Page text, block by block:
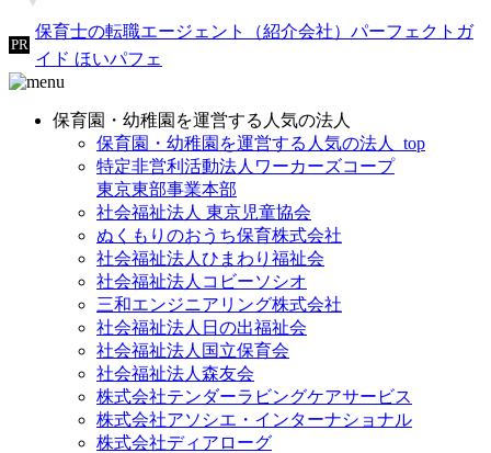
保育士の転職エージェント（紹介会社）パーフェクトガ
イド ほいパフェ
保育園・幼稚園を運営する人気の法人
保育園・幼稚園を運営する人気の法人_top
特定非営利活動法人ワーカーズコープ
東京東部事業本部
社会福祉法人 東京児童協会
ぬくもりのおうち保育株式会社
社会福祉法人ひまわり福祉会
社会福祉法人コビーソシオ
三和エンジニアリング株式会社
社会福祉法人日の出福祉会
社会福祉法人国立保育会
社会福祉法人森友会
株式会社テンダーラビングケアサービス
株式会社アソシエ・インターナショナル
株式会社ディアローグ